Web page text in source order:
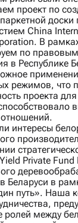
проект по
China
. В
по
в Республике
режимов, что
проекта
интересы
Private
Беларуси в
путь». Наша
ролей между